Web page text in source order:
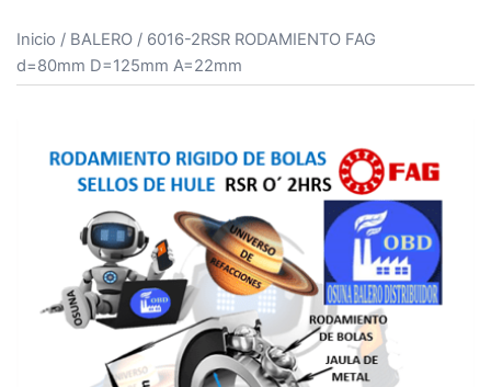
Inicio / BALERO / 6016-2RSR RODAMIENTO FAG
d=80mm D=125mm A=22mm